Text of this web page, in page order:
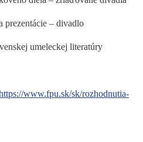
prezentácie – divadlo
umeleckej literatúry
www.fpu.sk/sk/rozhodnutia-